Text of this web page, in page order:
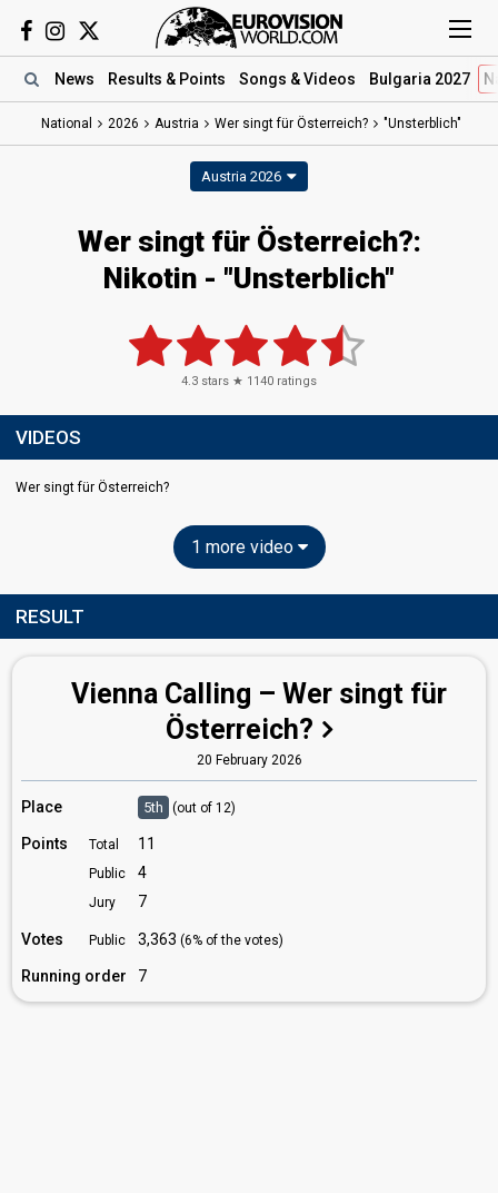
News Results & Points Songs & Videos Bulgaria 2027
National 2026 Austria Wer singt für Österreich? "Unsterblich"
Austria 2026
Wer singt für Österreich?:
Nikotin - "Unsterblich"
4.3 stars ★ 1140 ratings
VIDEOS
Wer singt für Österreich?
1 more video
RESULT
Vienna Calling – Wer singt für
Österreich?
20 February 2026
Place 5th (out of 12)
Points Total 11
Public 4
Jury 7
Votes Public 3,363 (6% of the votes)
Running order 7